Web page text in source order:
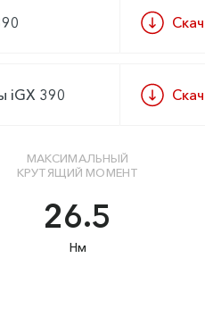
iGX 390
МАКСИМАЛЬНЫЙ
КРУТЯЩИЙ МОМЕНТ
26.5
Нм